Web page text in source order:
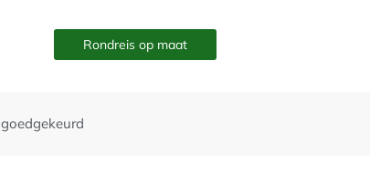
Rondreis op maat